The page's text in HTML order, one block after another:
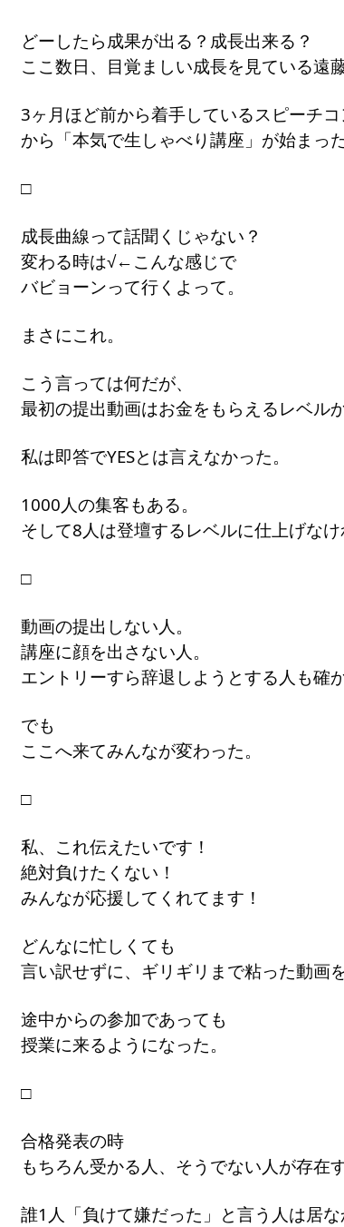
どーしたら成果が出る？成長出来る？
ここ数日、目覚ましい成長を見ている遠藤
3ヶ月ほど前から着手しているスピーチ
から「本気で生しゃべり講座」が始まった
□
成長曲線って話聞くじゃない？
変わる時は√←こんな感じで
バビョーンって行くよって。
まさにこれ。
こう言っては何だが、
最初の提出動画はお金をもらえるレベル
私は即答でYESとは言えなかった。
1000人の集客もある。
そして8人は登壇するレベルに仕上げなけ
□
動画の提出しない人。
講座に顔を出さない人。
エントリーすら辞退しようとする人も確か
でも
ここへ来てみんなが変わった。
□
私、これ伝えたいです！
絶対負けたくない！
みんなが応援してくれてます！
どんなに忙しくても
言い訳せずに、ギリギリまで粘った動画
途中からの参加であっても
授業に来るようになった。
□
合格発表の時
もちろん受かる人、そうでない人が存在
誰1人「負けて嫌だった」と言う人は居な